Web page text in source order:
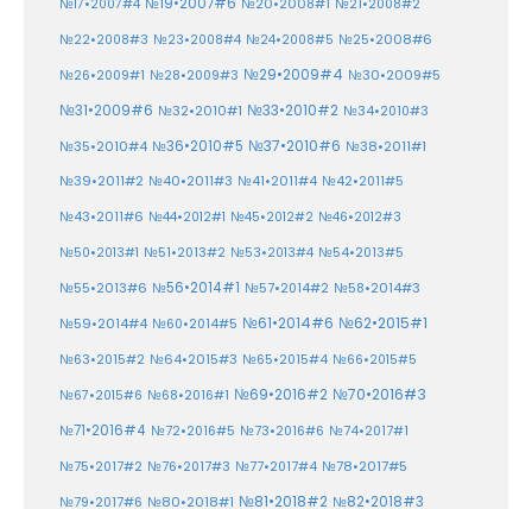
№17•2007#4 №19•2007#6 №20•2008#1 №21•2008#2
№22•2008#3 №23•2008#4 №24•2008#5 №25•2008#6
№26•2009#1 №28•2009#3 №29•2009#4 №30•2009#5
№31•2009#6 №32•2010#1 №33•2010#2 №34•2010#3
№35•2010#4 №36•2010#5 №37•2010#6 №38•2011#1
№39•2011#2 №40•2011#3 №41•2011#4 №42•2011#5
№43•2011#6 №44•2012#1 №45•2012#2 №46•2012#3
№50•2013#1 №51•2013#2 №53•2013#4 №54•2013#5
№55•2013#6 №56•2014#1 №57•2014#2 №58•2014#3
№59•2014#4 №60•2014#5 №61•2014#6 №62•2015#1
№63•2015#2 №64•2015#3 №65•2015#4 №66•2015#5
№67•2015#6 №68•2016#1 №69•2016#2 №70•2016#3
№71•2016#4 №72•2016#5 №73•2016#6 №74•2017#1
№75•2017#2 №76•2017#3 №77•2017#4 №78•2017#5
№79•2017#6 №80•2018#1 №81•2018#2 №82•2018#3